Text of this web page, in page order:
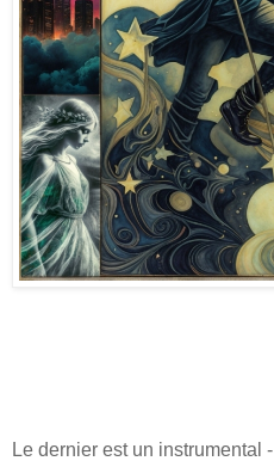
Le dernier est un instrumental -